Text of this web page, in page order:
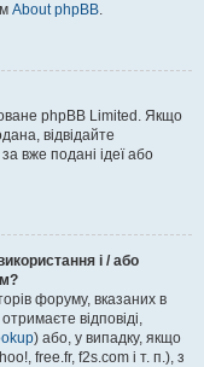
About phpBB.
phpBB Limited. Якщо
відвідайте
вже подані ідеї або
і / або
форуму, вказаних в
відповіді,
) або, у випадку, якщо
free.fr, f2s.com і т. п.), з